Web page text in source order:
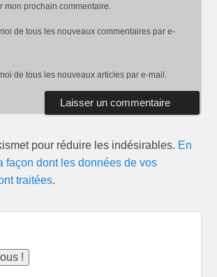
mon prochain commentaire.
de tous les nouveaux commentaires par e-
de tous les nouveaux articles par e-mail.
pour réduire les indésirables. En
façon dont les données de vos
traitées.